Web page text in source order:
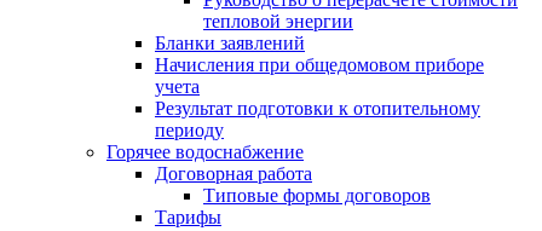
тепловой энергии
Бланки заявлений
Начисления при общедомовом приборе
учета
Результат подготовки к отопительному
периоду
Горячее водоснабжение
Договорная работа
Типовые формы договоров
Тарифы